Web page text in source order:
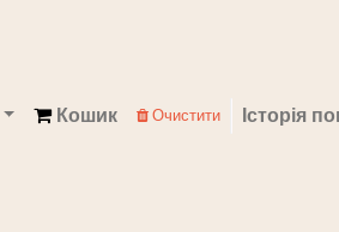
Кошик Історія
Очистити